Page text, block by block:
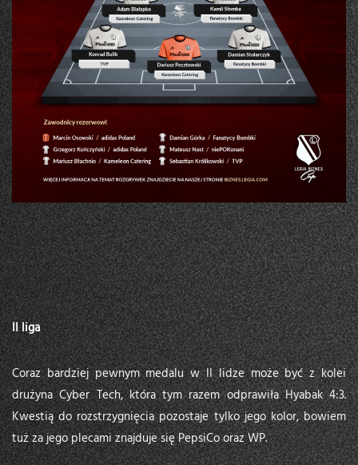
II liga
Coraz bardziej pewnym medalu w II lidze może być z kolei
drużyna Cyber Tech, która tym razem odprawiła Hyabak 4:3.
Kwestią do rozstrzygnięcia pozostaje tylko jego kolor, bowiem
tuż za jego plecami znajduje się PepsiCo oraz WP.